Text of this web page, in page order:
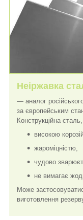
Неіржавка
— аналог
за європейським
Конструкційна
високою
жароміцністю,
чудово
не вимагає
Може
виготовлення